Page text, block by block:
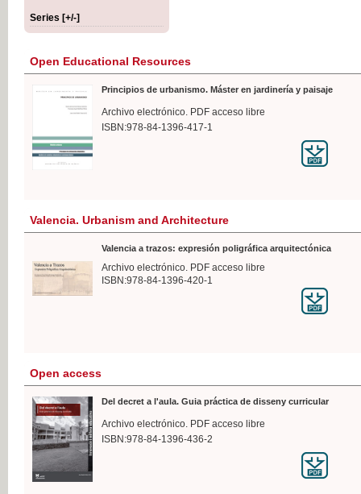
Series [+/-]
Open Educational Resources
Principios de urbanismo. Máster en jardinería y paisaje
Archivo electrónico. PDF acceso libre
ISBN:978-84-1396-417-1
Valencia. Urbanism and Architecture
Valencia a trazos: expresión poligráfica arquitectónica
Archivo electrónico. PDF acceso libre
ISBN:978-84-1396-420-1
Open access
Del decret a l'aula. Guia práctica de disseny curricular
Archivo electrónico. PDF acceso libre
ISBN:978-84-1396-436-2